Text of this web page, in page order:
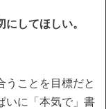
してほしい。
うことを目標だと
いに「本気で」書